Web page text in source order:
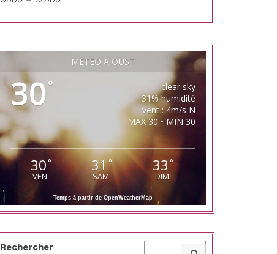
MÉTÉO À OUST
30°
clear sky
31% humidité
vent : 4m/s N
MAX 30 • MIN 30
30°
VEN
31°
SAM
33 °
DIM
Temps à partir de OpenWeatherMap
Rechercher